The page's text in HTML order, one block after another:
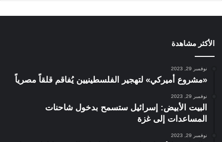
الأكثر مشاهدة
نوفمبر 29, 2023
«مشروع أميركي» لتهجير الفلسطينيين يُفاقم قلقاً مصرياً
نوفمبر 29, 2023
البيت الأبيض: إسرائيل ستسمح بدخول شاحنات
المساعدات إلى غزة
نوفمبر 29, 2023